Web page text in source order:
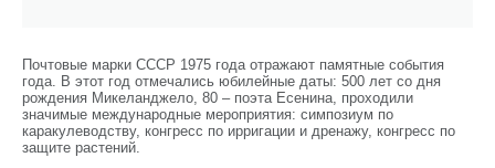
Почтовые марки СССР 1975 года отражают памятные события
года. В этот год отмечались юбилейные даты: 500 лет со дня
рождения Микеланджело, 80 – поэта Есенина, проходили
значимые международные мероприятия: симпозиум по
каракулеводству, конгресс по ирригации и дренажу, конгресс по
защите растений.